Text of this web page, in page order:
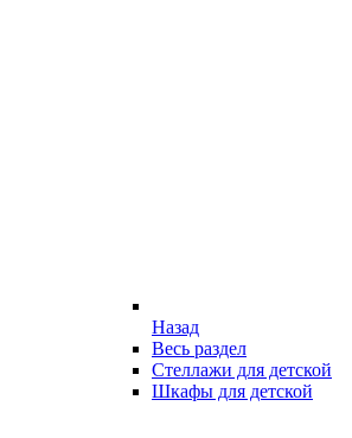
Назад
Весь раздел
Стеллажи для детской
Шкафы для детской